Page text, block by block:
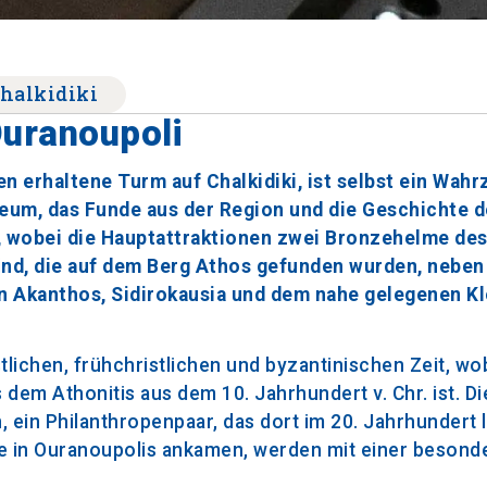
erhaltene Turm auf Chalkidiki, ist selbst ein
das Funde aus der Region und die Geschichte
die Hauptattraktionen zwei Bronzehelme des
die auf dem Berg Athos gefunden wurden,
Akanthos, Sidirokausia und dem nahe gelegenen
frühchristlichen und byzantinischen Zeit,
Athonitis aus dem 10. Jahrhundert v. Chr. ist.
Philanthropenpaar, das dort im 20. Jahrhundert
Ouranoupolis ankamen, werden mit einer